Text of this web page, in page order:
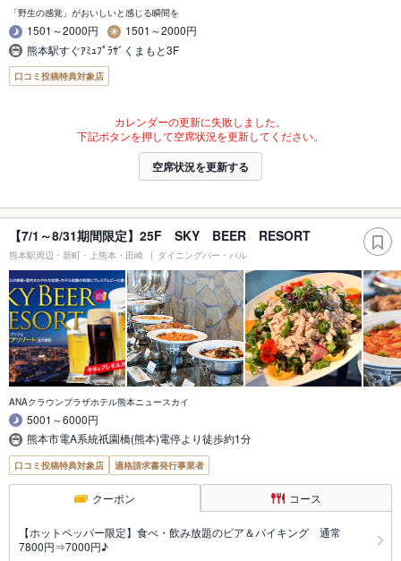
「野生の感覚」がおいしいと感じる瞬間を
1501～2000円
1501～2000円
熊本駅すぐｱﾐｭﾌﾟﾗｻﾞくまもと3F
口コミ投稿特典対象店
カレンダーの更新に失敗しました。
下記ボタンを押して空席状況を更新してください。
空席状況を更新する
【7/1～8/31期間限定】25F SKY BEER RESORT
熊本駅周辺・新町・上熊本・田崎 ダイニングバー・バル
ANAクラウンプラザホテル熊本ニュースカイ
5001～6000円
熊本市電A系統祇園橋(熊本)電停より徒歩約1分
口コミ投稿特典対象店 適格請求書発行事業者
クーポン コース
【ホットペッパー限定】食べ・飲み放題のビア＆バイキング 通常
7800円⇒7000円♪